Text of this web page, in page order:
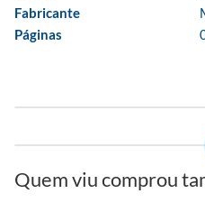
Fabricante
Páginas
Quem viu comprou